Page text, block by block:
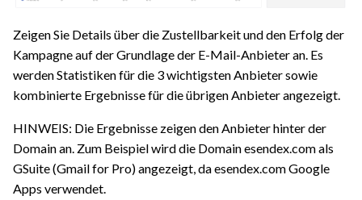
Zeigen Sie Details über die Zustellbarkeit und den Erfolg der
Kampagne auf der Grundlage der E-Mail-Anbieter an. Es
werden Statistiken für die 3 wichtigsten Anbieter sowie
kombinierte Ergebnisse für die übrigen Anbieter angezeigt.
HINWEIS: Die Ergebnisse zeigen den Anbieter hinter der
Domain an. Zum Beispiel wird die Domain esendex.com als
GSuite (Gmail for Pro) angezeigt, da esendex.com Google
Apps verwendet.